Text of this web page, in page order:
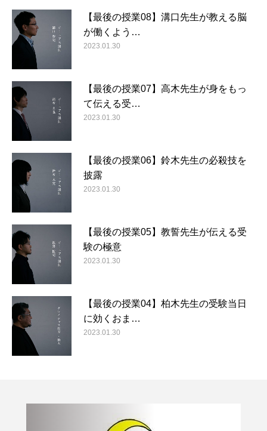
【最後の授業08】溝口先生が教える脳
が働くよう…
2023.01.30
【最後の授業07】高木先生が身をもっ
て伝える受…
2023.01.30
【最後の授業06】鈴木先生の必殺技を
披露
2023.01.30
【最後の授業05】教誓先生が伝える受
験の極意
2023.01.30
【最後の授業04】柏木先生の受験当日
に効くおま…
2023.01.30